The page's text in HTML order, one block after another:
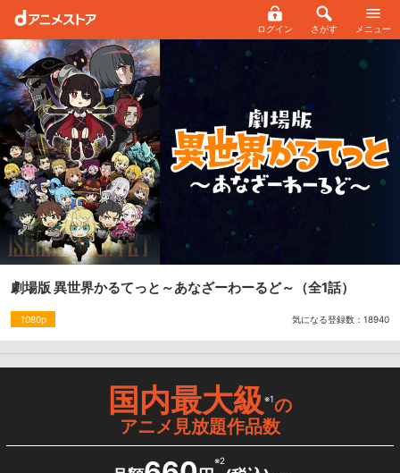
ログイン さがす メニュー
劇場版 異世界かるてっと～あなざーわーるど～ （全1話）
1080p 気になる登録数： 18940
国内最大級※1の
アニメ見放題作品数
※2